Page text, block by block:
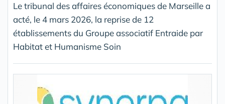
Le tribunal des affaires économiques de Marseille a
acté, le 4 mars 2026, la reprise de 12
établissements du Groupe associatif Entraide par
Habitat et Humanisme Soin